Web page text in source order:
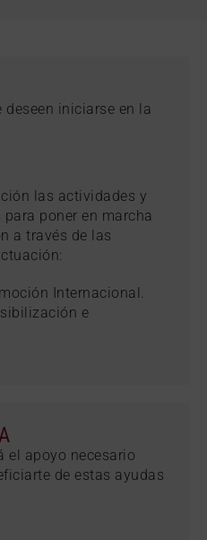
deseen iniciarse en la
las actividades y
poner en marcha
a través de las
Internacional.
e
el apoyo necesario
de estas ayudas